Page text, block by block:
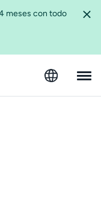
meses con todo